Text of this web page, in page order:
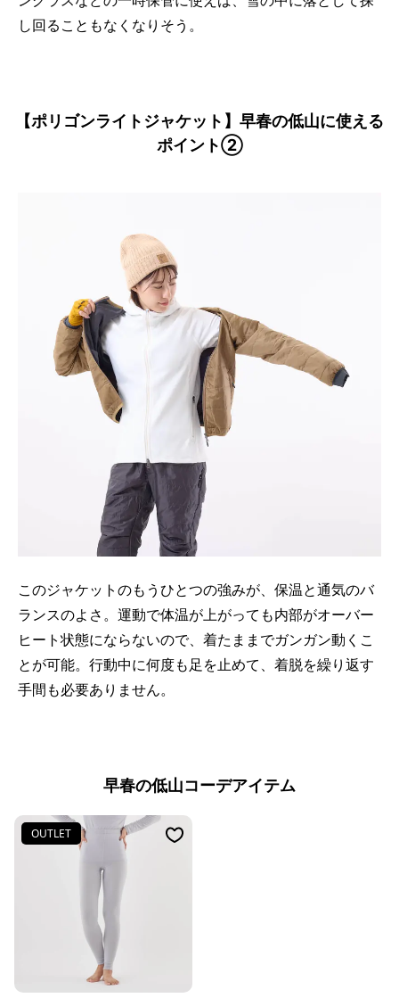
し回ることもなくなりそう。
【ポリゴンライトジャケット】早春の低山に使える
ポイント②
このジャケットのもうひとつの強みが、保温と通気のバ
ランスのよさ。運動で体温が上がっても内部がオーバー
ヒート状態にならないので、着たままでガンガン動くこ
とが可能。行動中に何度も足を止めて、着脱を繰り返す
手間も必要ありません。
早春の低山コーデアイテム
OUTLET